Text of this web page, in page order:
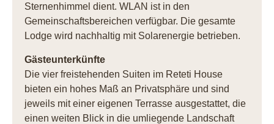
Sternenhimmel dient. WLAN ist in den
Gemeinschaftsbereichen verfügbar. Die gesamte
Lodge wird nachhaltig mit Solarenergie betrieben.
Gästeunterkünfte
Die vier freistehenden Suiten im Reteti House
bieten ein hohes Maß an Privatsphäre und sind
jeweils mit einer eigenen Terrasse ausgestattet, die
einen weiten Blick in die umliegende Landschaft